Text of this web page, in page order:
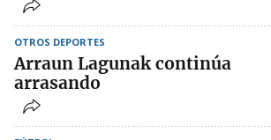
OTROS DEPORTES
Arraun Lagunak continúa
arrasando